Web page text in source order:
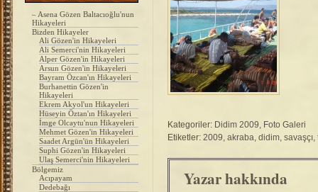
– Asena Gözen Baltacıoğlu'nun
Hikayeleri
Bizden Hikayeler
Ali Gözen'in Hikayeleri
Ali Semerci'nin Hikayeleri
Alper Gözen'in Hikayeleri
Arsun Gözen'in Hikayeleri
Bayram Özcan'ın Hikayeleri
Burhanettin Gözen'in
Hikayeleri
Ekrem Akyol'un Hikayeleri
Hüseyin Öztan'ın Hikayeleri
İmge Olcaytu'nun Hikayeleri
Mehmet Gözen'in Hikayeleri
Saadet Argün'ün Hikayeleri
Suphi Gözen'in Hikayeleri
Ulaş Semerci'nin Hikayeleri
Bölgemiz
Acıpayam
Dedebağı
Kategoriler: Didim 2009, Foto Galeri
Etiketler: 2009, akraba, didim, savaşçı,
Yazar hakkında